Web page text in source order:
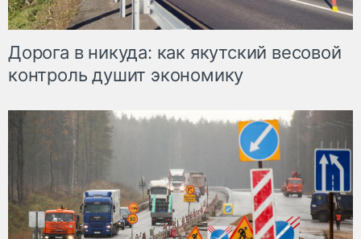
Дорога в никуда: как якутский весовой
контроль душит экономику